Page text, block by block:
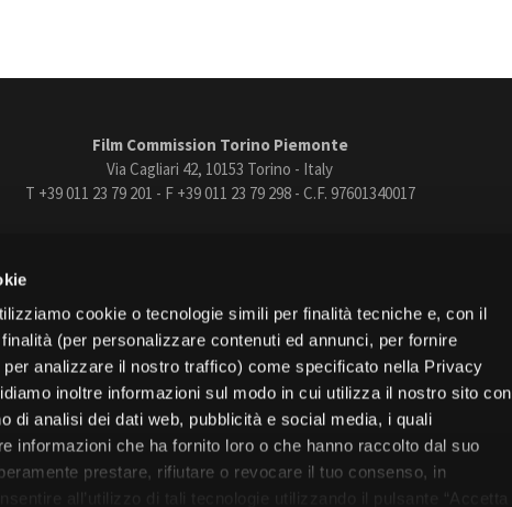
cookie o tecnologie simili per finalità tecniche e, con il
(per personalizzare contenuti ed annunci, per fornire
analizzare il nostro traffico) come specificato nella Privacy
inoltre informazioni sul modo in cui utilizza il nostro sito con
di analisi dei dati web, pubblicità e social media, i quali
informazioni che ha fornito loro o che hanno raccolto dal suo
prestare, rifiutare o revocare il tuo consenso, in
all’utilizzo di tali tecnologie utilizzando il pulsante “Accetta
Film Commission Torino Piemonte
Via Cagliari 42, 10153 Torino - Italy
T +39 011 23 79 201 - F +39 011 23 79 298 - C.F. 97601340017
YoutubeVimeo
Regione Piemonte